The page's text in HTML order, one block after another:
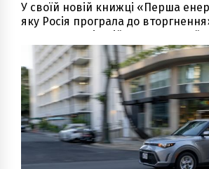
У своїй новій книжці «Перша
яку Росія програла до
свіжий і подекуди
чому масштабний план Москви з
України зазнав краху там, де мав
по нотах.